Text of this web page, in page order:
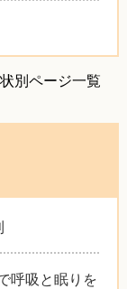
別ページ一覧
呼吸と眠りを